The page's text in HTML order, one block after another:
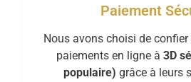
Paiement
Nous avons choisi de
paiements en ligne à 3D
populaire) grâce à leurs